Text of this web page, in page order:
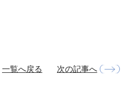
一覧へ戻る 次の記事へ